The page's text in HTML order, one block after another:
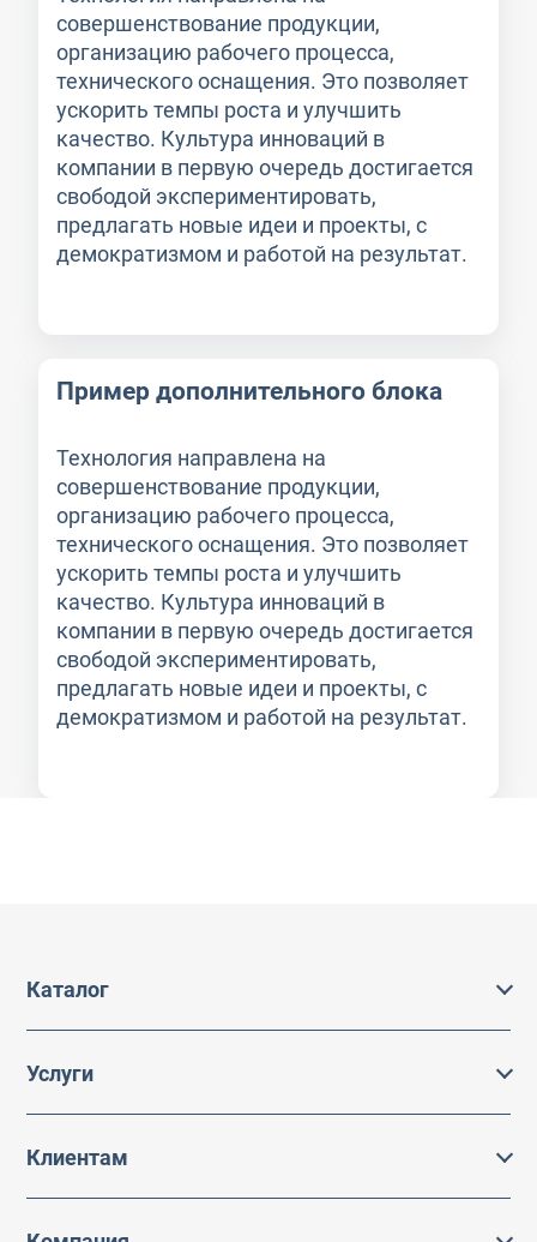
совершенствование продукции,
организацию рабочего процесса,
технического оснащения. Это позволяет
ускорить темпы роста и улучшить
качество. Культура инноваций в
компании в первую очередь достигается
свободой экспериментировать,
предлагать новые идеи и проекты, с
демократизмом и работой на результат.
Пример дополнительного блока
Технология направлена на
совершенствование продукции,
организацию рабочего процесса,
технического оснащения. Это позволяет
ускорить темпы роста и улучшить
качество. Культура инноваций в
компании в первую очередь достигается
свободой экспериментировать,
предлагать новые идеи и проекты, с
демократизмом и работой на результат.
Каталог
Каталог
Услуги
Бренды
Услуги
Производство на заказ
Ремонт
Клиентам
Где купить